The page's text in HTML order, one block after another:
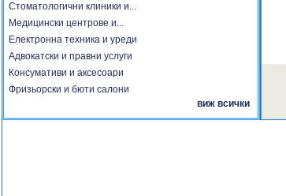
Стоматологични клиники и...
Медицински центрове и...
Електронна техника и уреди
Адвокатски и правни услуги
Консумативи и аксесоари
Фризьорски и бюти салони
виж всички